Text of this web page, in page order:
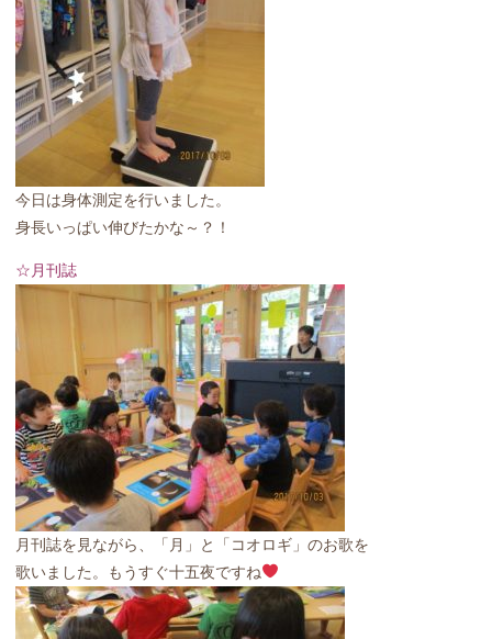
今日は身体測定を行いました。
身長いっぱい伸びたかな～？！
☆月刊誌
月刊誌を見ながら、「月」と「コオロギ」のお歌を
歌いました。もうすぐ十五夜ですね